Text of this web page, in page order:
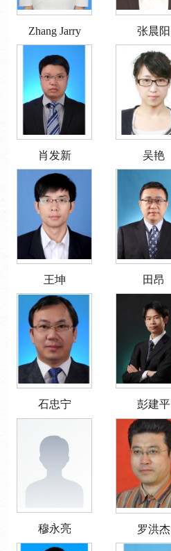
Zhang Jarry 张晨阳
肖发新 吴艳
王坤 田昂
石忠宁 彭建平
穆永亮 罗洪杰